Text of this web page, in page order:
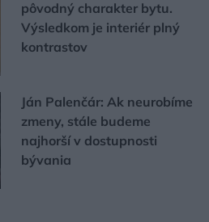
pôvodný charakter bytu.
Výsledkom je interiér plný
kontrastov
Ján Palenčár: Ak neurobíme
zmeny, stále budeme
najhorší v dostupnosti
bývania